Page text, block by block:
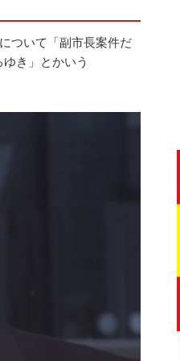
ついて「副市長案件だ
き」とかいう